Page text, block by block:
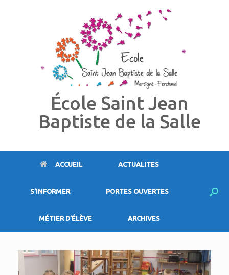
École Saint Jean
Baptiste de la Salle
ACCUEIL ACTUALITES
S’INFORMER PORTES OUVERTES
MÉTIER D’ÉLÈVE ARCHIVES